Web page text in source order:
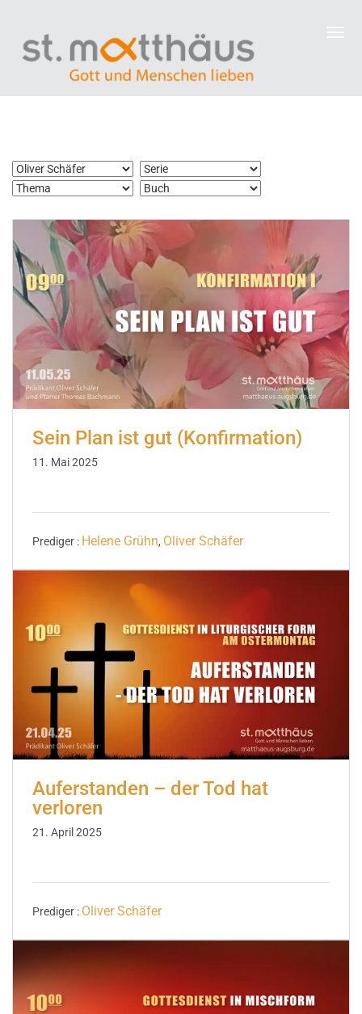
Sein Plan ist gut (Konfirmation)
11. Mai 2025
Prediger : Helene Grühn, Oliver Schäfer
Auferstanden – der Tod hat
verloren
21. April 2025
Prediger : Oliver Schäfer